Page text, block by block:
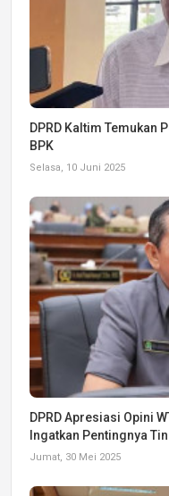
DPRD Kaltim Temukan
BPK
Selasa, 10 Juni 2025
DPRD Apresiasi Opini
Ingatkan Pentingnya
Jumat, 30 Mei 2025